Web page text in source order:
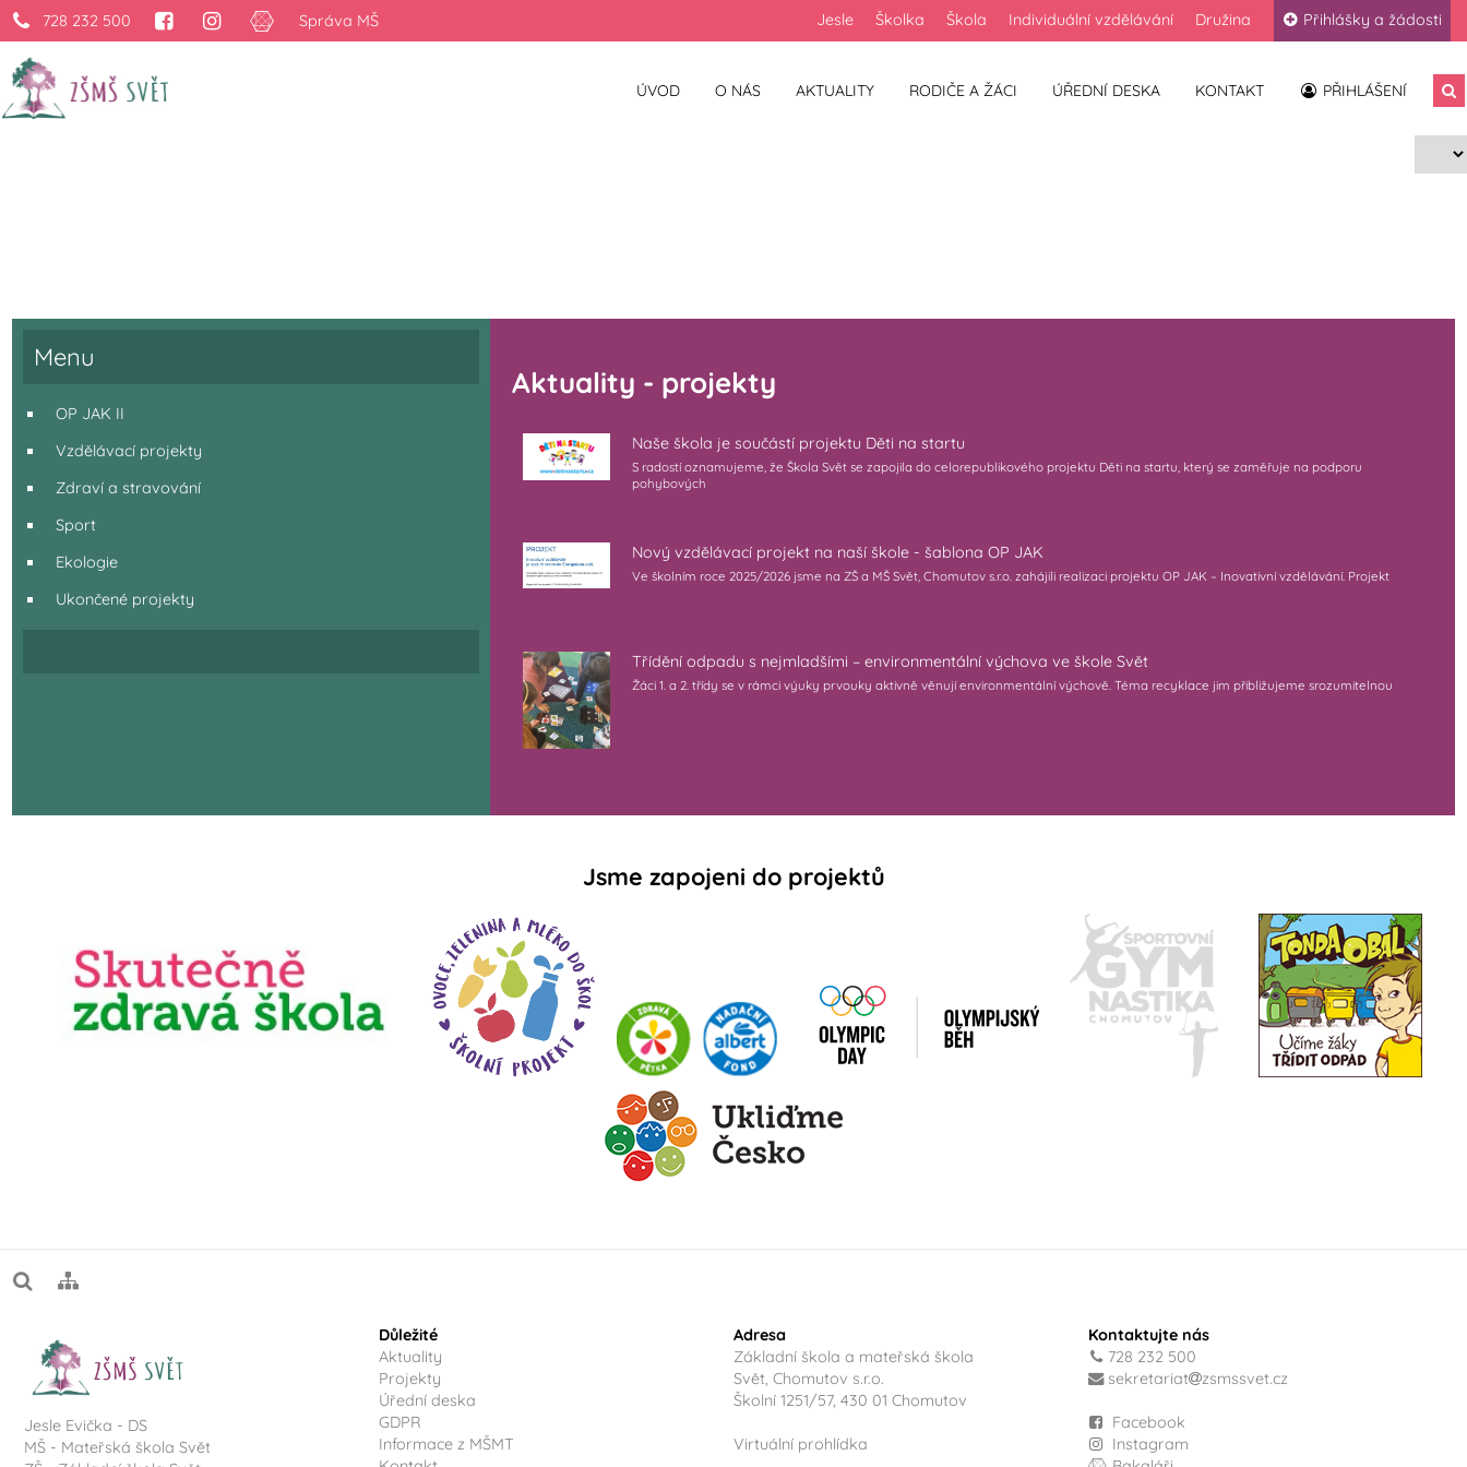
ÚVOD O NÁS AKTUALITY RODIČE A ŽÁCI ÚŘEDNÍ DESKA KONTAKT PŘIHLÁŠENÍ
728 232 500 Správa MŠ Jesle Školka Škola Individuální vzdělávání Družina Přihlášky a žádosti
Menu
OP JAK II
Vzdělávací projekty
Zdraví a stravování
Sport
Ekologie
Ukončené projekty
Aktuality - projekty
Naše škola je součástí projektu Děti na startu
S radostí oznamujeme, že Škola Svět se zapojila do celorepublikového projektu Děti na startu, který se zaměřuje na podporu
pohybových
Nový vzdělávací projekt na naší škole - šablona OP JAK
Ve školním roce 2025/2026 jsme na ZŠ a MŠ Svět, Chomutov s.r.o. zahájili realizaci projektu OP JAK – Inovativní vzdělávání. Projekt
Třídění odpadu s nejmladšími – environmentální výchova ve škole Svět
Žáci 1. a 2. třídy se v rámci výuky prvouky aktivně věnují environmentální výchově. Téma recyklace jim přibližujeme srozumitelnou
Jsme zapojeni do projektů
Jesle Evička - DS
MŠ - Mateřská škola Svět
Důležité
Aktuality
Projekty
Úřední deska
GDPR
Informace z MŠMT
Adresa
Základní škola a mateřská škola
Svět, Chomutov s.r.o.
Školní 1251/57, 430 01 Chomutov
Virtuální prohlídka
Kontaktujte nás
728 232 500
sekretariat
zsmssvet.cz
Facebook
Instagram